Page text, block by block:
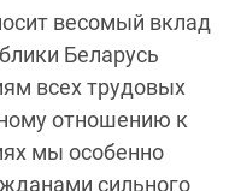
весомый вклад
Беларусь
всех трудовых
отношению к
мы особенно
сильного